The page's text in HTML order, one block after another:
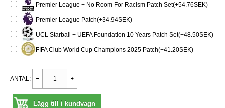
Premier League + No Room For Racism Patch Set(+54.76SEK)
Premier League Patch(+34.94SEK)
UCL Starball + UEFA Foundation 10 Years Patch Set(+48.50SEK)
FIFA Club World Cup Champions 2025 Patch(+41.20SEK)
ANTAL:
Lägg till i kundvagn